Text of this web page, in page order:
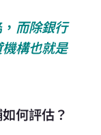
而除銀行
構也就是
何評估？